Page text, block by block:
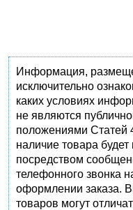
Информация,
исключительно
каких условиях
не являются
положениями Статей
наличие товара
посредством
телефонного звонка
оформлении заказа.
товаров могут